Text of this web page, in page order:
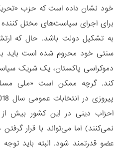
خود نشان داده است که حزب
برای اجرای سیاست‌های مختل
به تشکیل دولت باشد. حال که
سنتی خود محروم شده است باید
دموکراسی پاکستان، یک شریک
کند. گرچه ممکن است «ملی
نمی‌کنند) اما می‌تواند با قرار
عضو قدرتمند شود. البته باید